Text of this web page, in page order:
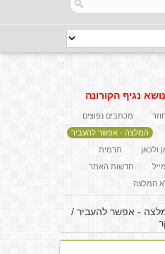
נגיף הקורונה
מכתבים נפוצים
המלצה - אפשר להעביר
ולכאן
תרמית
חדשות האתר
המלצה
- אפשר להעביר /